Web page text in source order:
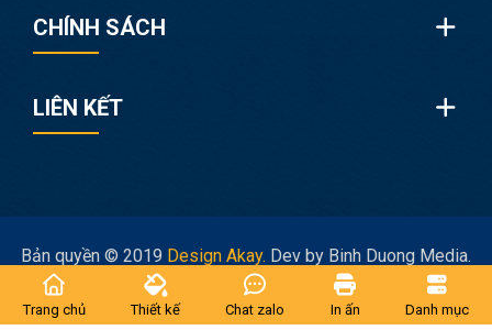
CHÍNH SÁCH
LIÊN KẾT
Bản quyền © 2019 Design Akay. Dev by Binh Duong Media.
Trang chủ Thiết kế Chat zalo In ấn Danh mục